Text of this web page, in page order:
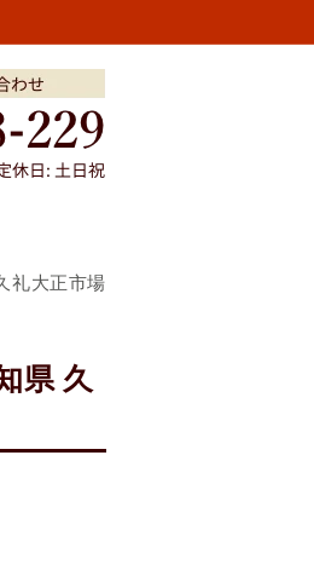
礼大正市場
県 久